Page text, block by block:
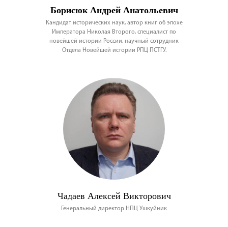
Борисюк Андрей Анатольевич
Кандидат исторических наук, автор книг об эпохе
Императора Николая Второго, специалист по
новейшей истории России, научный сотрудник
Отдела Новейшей истории РПЦ ПСТГУ.
Чадаев Алексей Викторович
Генеральный директор НПЦ Ушкуйник